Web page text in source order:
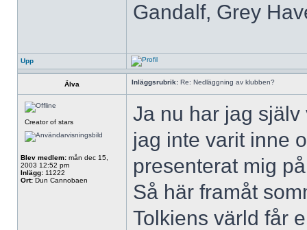
Gandalf, Grey
Upp
Älva Inläggsrubrik: Re: Nedläggning av klubben?
Creator of stars
Blev medlem: mån dec 15,
2003 12:52 pm
Inlägg: 11222
Ort: Dun Cannobaen
Ja nu har jag
jag inte varit inne
presenterat mig
Så här framåt
Tolkiens värld får